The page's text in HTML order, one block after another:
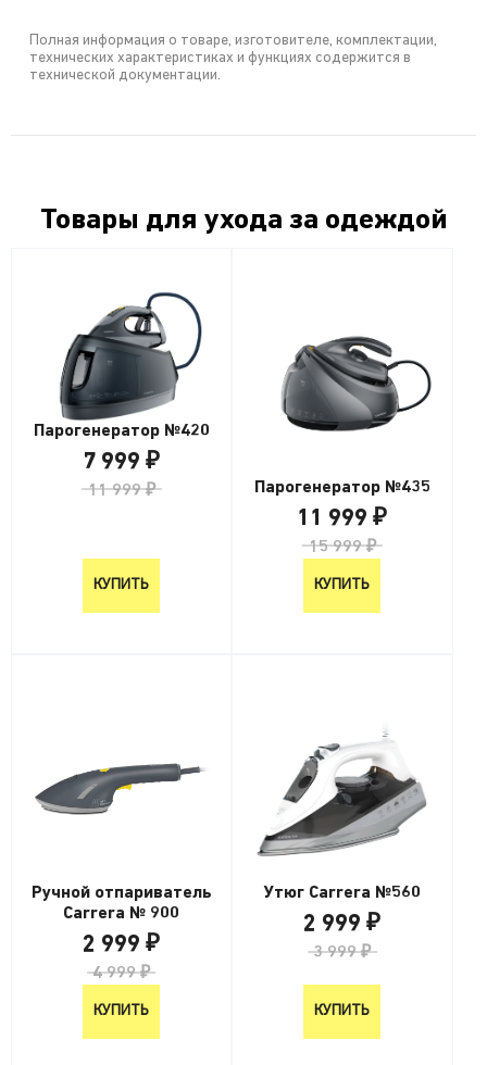
Полная информация о товаре, изготовителе, комплектации,
технических характеристиках и функциях содержится в
технической документации.
Товары для ухода за одеждой
Парогенератор №420
7 999 ₽
11 999 ₽
КУПИТЬ
Парогенератор №435
11 999 ₽
15 999 ₽
КУПИТЬ
Ручной отпариватель
Carrera № 900
2 999 ₽
4 999 ₽
КУПИТЬ
Утюг Carrera №560
2 999 ₽
3 999 ₽
КУПИТЬ